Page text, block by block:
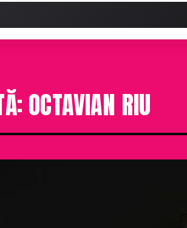
OCTAVIAN RIU